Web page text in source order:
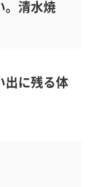
。清水焼
出に残る体